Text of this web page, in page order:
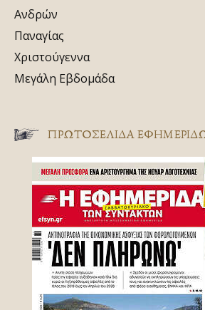
Ανδρών
Παναγίας
Χριστούγεννα
Μεγάλη Εβδομάδα
ΠΡΩΤΟΣΈΛΙΔΑ